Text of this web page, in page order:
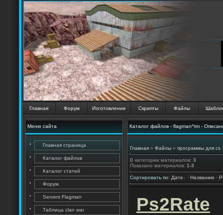
Главная Форум Изготовление Скрипты Файлы
Меню сайта
Главная страница
Каталог файлов
Каталог статей
Форум
Servers Flagman
Таблица clan war
Каталог файлов - flagman^tm -
Главная » Файлы » программы для cs
В категории материалов: 3
Показано материалов: 1-3
Сортировать по: Дате · Названию ·
Ps2Rate